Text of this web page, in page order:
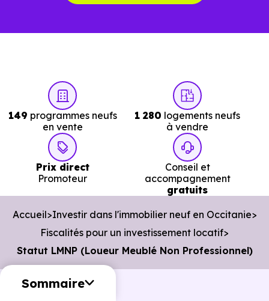
Sommaire
149 programmes neufs
en vente
1 280 logements neufs
à vendre
Prix direct
Promoteur
Conseil et
accompagnement
gratuits
Accueil Investir dans l'immobilier neuf en Occitanie
Fiscalités pour un investissement locatif
Statut LMNP (Loueur Meublé Non Professionnel)